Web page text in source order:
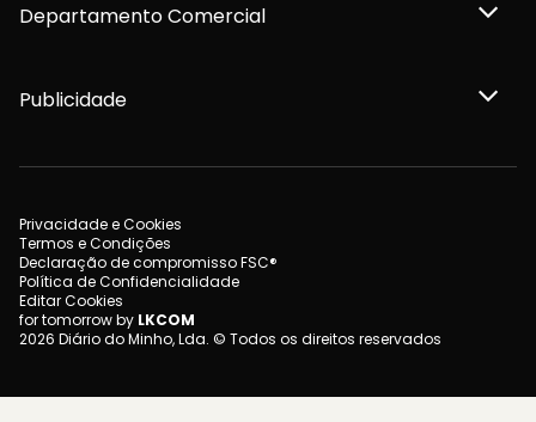
Departamento Comercial
Publicidade
Privacidade e Cookies
Termos e Condições
Declaração de compromisso FSC®
Política de Confidencialidade
Editar Cookies
for tomorrow by LKCOM
2026 Diário do Minho, Lda. © Todos os direitos reservados